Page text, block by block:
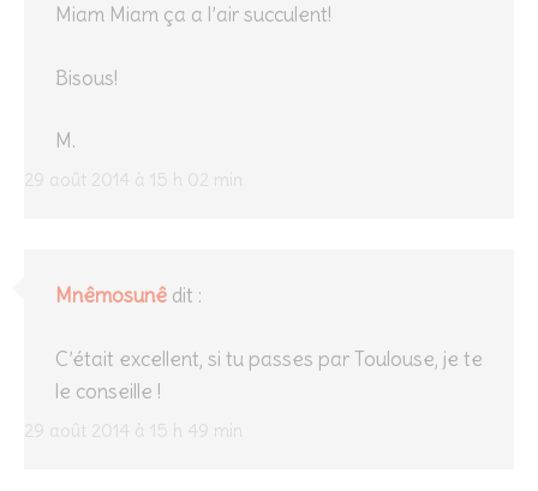
29 août 2014 à 15 h 02 min
Miam Miam ça a l’air succulent!
Bisous!
M.
Mnêmosunê dit :
29 août 2014 à 15 h 49 min
C’était excellent, si tu passes par Toulouse, je te
le conseille !